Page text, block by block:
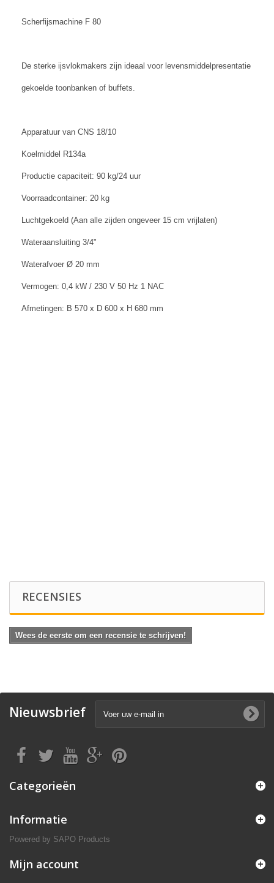
Scherfijsmachine F 80
De sterke ijsvlokmakers zijn ideaal voor levensmiddelpresentatie
gekoelde toonbanken of buffets.
Apparatuur van CNS 18/10
Koelmiddel R134a
Productie capaciteit: 90 kg/24 uur
Voorraadcontainer: 20 kg
Luchtgekoeld (Aan alle zijden ongeveer 15 cm vrijlaten)
Wateraansluiting 3/4"
Waterafvoer Ø 20 mm
Vermogen: 0,4 kW / 230 V 50 Hz 1 NAC
Afmetingen: B 570 x D 600 x H 680 mm
RECENSIES
Wees de eerste om een recensie te schrijven!
Nieuwsbrief
Categorieën
Informatie
Powered by SAPO Products
Mijn account